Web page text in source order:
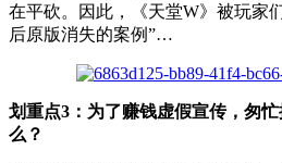
在平砍。因此，《天堂W》被玩家
后原版消失的案例”…
划重点3：为了赚钱虚假宣传，匆
么？